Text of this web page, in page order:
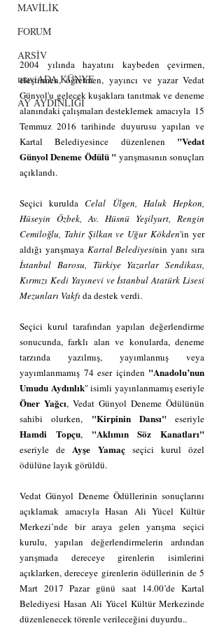
MAVİLİK
FORUM
ARSİV
maviADA KÜNYE
AY AYDINLIĞI
2004 yılında hayatını kaybeden çevirmen,
eleştirmen, öğretmen, yayıncı ve yazar Vedat
Günyol'u gelecek kuşaklara tanıtmak ve deneme
alanındaki çalışmaları desteklemek amacıyla  15
Temmuz 2016 tarihinde duyurusu yapılan ve
Kartal Belediyesince düzenlenen "Vedat
Günyol Deneme Ödülü " yarışmasının sonuçları
açıklandı.
Seçici kurulda Celal Ülgen, Haluk Hepkon,
Hüseyin Özbek, Av. Hüsnü Yeşilyurt, Rengin
Cemiloğlu, Tahir Şilkan ve Uğur Kökden'in yer
aldığı yarışmaya Kartal Belediyesi
İstanbul Barosu, Türkiye Yazarlar Sendikası,
Kırmızı Kedi Yayınevi ve İstanbul Atatürk Lisesi
Mezunları Vakfı da destek verdi.
Seçici kurul tarafından yapılan değerlendirme
sonucunda, farklı alan ve konularda, deneme
tarzında yazılmış, yayımlanmış veya
yayımlanmamış 74 eser içinden "Anadolu’nun
Umudu Aydınlık
Öner Yağcı, Vedat Günyol Deneme Ödülünün
sahibi olurken, "Kirpinin Dansı"
Hamdi Topçu, "Aklımın Söz Kanatları"
eseriyle de Ayşe Yamaç seçici kurul özel
ödülüne layık görüldü.
Vedat Günyol Deneme Ödüllerinin sonuçlarını
açıklamak amacıyla Hasan Ali Yücel Kültür
Merkezi’nde bir araya gelen yarışma seçici
kurulu, yapılan değerlendirmelerin ardından
yarışmada dereceye girenlerin isimlerini
açıklarken, dereceye girenlerin ödüllerinin de 5
Mart 2017 Pazar günü saat 14.00’de Kartal
Belediyesi Hasan Ali Yücel Kültür Merkezinde
düzenlenecek törenle verileceğini duyurdu..